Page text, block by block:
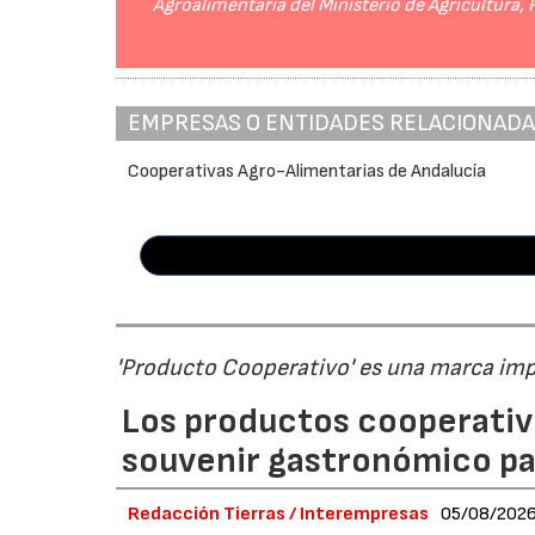
Agroalimentaria del Ministerio de Agricultura,
EMPRESAS O ENTIDADES
Cooperativas Agro-Alimentarias de Andalucía
'Producto Cooperativo' es una marca
Los productos
souvenir gastronómico
Redacción Tierras / Interempresas 05/08/